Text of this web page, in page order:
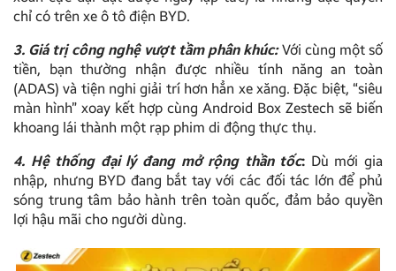
chỉ có trên xe ô tô điện BYD.
3. Giá trị công nghệ vượt tầm phân khúc:Với cùng một số
tiền, bạn thường nhận được nhiều tính năng an toàn
(ADAS) và tiện nghi giải trí hơn hẳn xe xăng. Đặc biệt, “siêu
màn hình” xoay kết hợp cùng Android Box Zestech sẽ biến
khoang lái thành một rạp phim di động thực thụ.
4. Hệ thống đại lý đang mở rộng thần tốc: Dù mới gia
nhập, nhưng BYD đang bắt tay với các đối tác lớn để phủ
sóng trung tâm bảo hành trên toàn quốc, đảm bảo quyền
lợi hậu mãi cho người dùng.